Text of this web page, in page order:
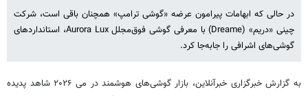
در حالی که ابهامات پیرامون عرضه «گوشی ترامپ» همچنان باقی است، شرکت
چینی «دریم» (Dreame) با معرفی گوشی فوق‌مجلل Aurora Lux، استانداردهای
گوشی‌های اشرافی را جابه‌جا کرد.
به گزارش خبرگزاری خبرآنلاین، بازار گوشی‌های هوشمند در می ۲۰۲۶ شاهد پدیده